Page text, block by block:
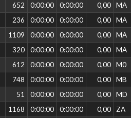
652 0:00:00 0:00:00 0,00
MA
236 0:00:00 0:00:00 0,00
MA
1109 0:00:00 0:00:00 0,00
MA
320 0:00:00 0:00:00 0,00
MA
612 0:00:00 0:00:00 0,00
M0
748 0:00:00 0:00:00 0,00
MB
51 0:00:00 0:00:00 0,00
MD
1168 0:00:00 0:00:00 0,00
ZA